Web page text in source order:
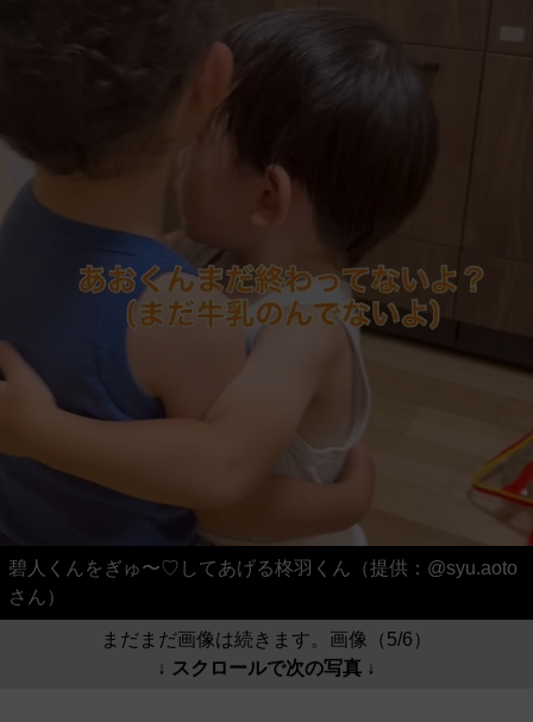
碧人くんをぎゅ〜♡してあげる柊羽くん（提供：@syu.aoto
さん）
まだまだ画像は続きます。画像（5/6）
↓ スクロールで次の写真 ↓